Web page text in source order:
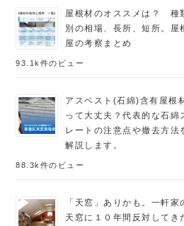
屋根材のオススメは？ 種
別の相場、長所、短所。屋
屋の考察まとめ
93.1k件のビュー
アスベスト(石綿)含有屋根
って大丈夫？代表的な石綿
レートの注意点や撤去方法
解説します。
88.3k件のビュー
「天窓」ありかも。一軒家
天窓に１０年間反対してき